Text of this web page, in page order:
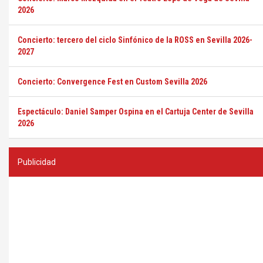
2026
Concierto: tercero del ciclo Sinfónico de la ROSS en Sevilla 2026-
2027
Concierto: Convergence Fest en Custom Sevilla 2026
Espectáculo: Daniel Samper Ospina en el Cartuja Center de Sevilla
2026
Publicidad